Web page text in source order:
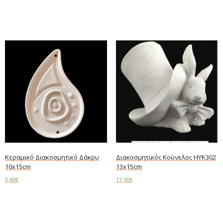
Κεραμικό Διακοσμητικό Δάκρυ
10x15cm
3,40€
Διακοσμητικός Κούνελος ΗΥΚ302
13x15cm
13,90€